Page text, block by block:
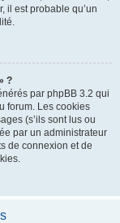
il est probable qu’un
?
par phpBB 3.2 qui
forum. Les cookies
(s’ils sont lus ou
par un administrateur
de connexion et de